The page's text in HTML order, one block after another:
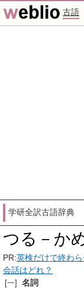
古語
学研全訳古語辞典
つる－か
PR:英検だけで終わ
会話はどれ？
[一]
名詞